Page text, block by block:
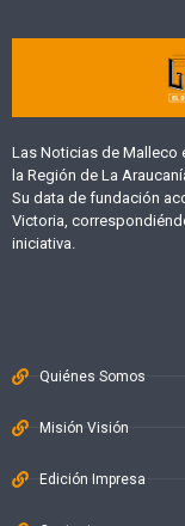
Las Noticias de Malleco
la Región de La
Su data de fundación
Victoria,
iniciativa.
Quiénes Somos
Misión Visión
Edición Impresa